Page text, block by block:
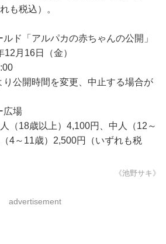
も税込）。
ド「アルパカの赤ちゃんの公開」
月16日（金）
公開時間を変更、中止する場合が
広場
（18歳以上）4,100円、中人（12～
4～11歳）2,500円（いずれも税
《池野サキ》
advertisement